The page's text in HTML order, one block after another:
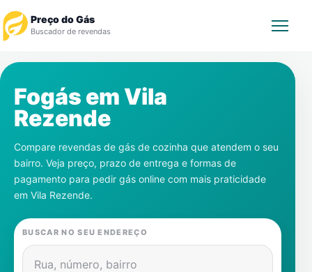
Preço do Gás
Buscador de revendas
Revendedor
Notícias
Cadastre-se
Gás
Contatos
Fogás em Vila
Rezende
Compare revendas de gás de cozinha que atendem o seu
bairro. Veja preço, prazo de entrega e formas de
pagamento para pedir gás online com mais praticidade
em Vila Rezende.
BUSCAR NO SEU ENDEREÇO
Rua, número, bairro